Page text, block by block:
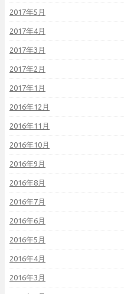
2017年5月
2017年4月
2017年3月
2017年2月
2017年1月
2016年12月
2016年11月
2016年10月
2016年9月
2016年8月
2016年7月
2016年6月
2016年5月
2016年4月
2016年3月